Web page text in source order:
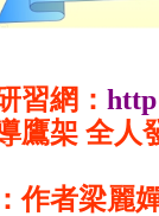
習網：
鷹架 全人
作者梁麗